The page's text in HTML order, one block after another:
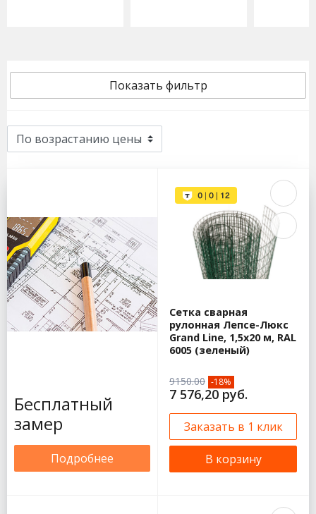
Показать фильтр
Бесплатный
замер
Подробнее
Сетка сварная
рулонная Лепсе-Люкс
Grand Line, 1,5х20 м, RAL
6005 (зеленый)
9150.00 -18%
7 576,20 руб.
Заказать в 1 клик
В корзину